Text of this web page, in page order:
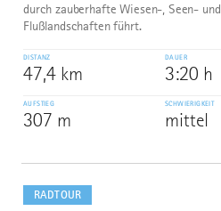
durch zauberhafte Wiesen-, Seen- und
Flußlandschaften führt.
DISTANZ
47,4 km
DAUER
3:20 h
AUFSTIEG
307 m
SCHWIERIGKEIT
mittel
RADTOUR
dazu